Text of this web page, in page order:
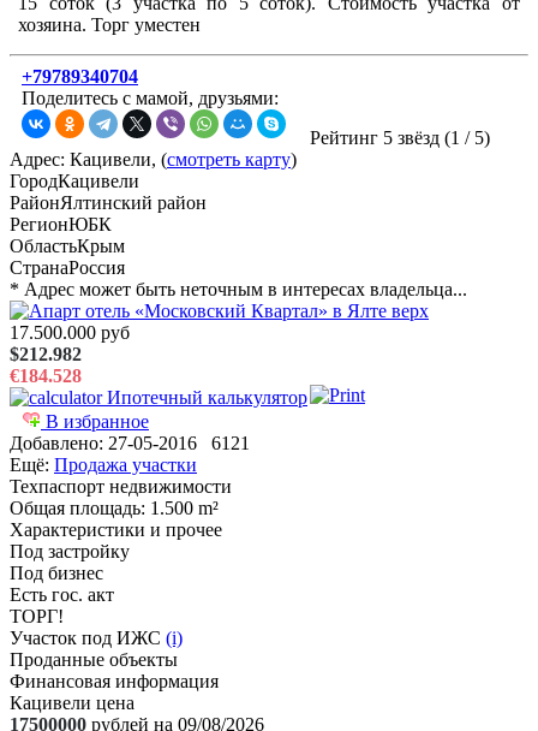
хозяина. Торг уместен
+79789340704
Поделитесь с мамой, друзьями:
Рейтинг 5 звёзд (1 / 5)
Адрес: Кацивели, (смотреть карту)
ГородКацивели
РайонЯлтинский район
РегионЮБК
ОбластьКрым
СтранаРоссия
* Адрес может быть неточным в интересах владельца...
17.500.000 руб
$212.982
€184.528
Ипотечный калькулятор
В избранное
Добавлено: 27-05-2016 6121
Ещё: Продажа участки
Техпаспорт недвижимости
Общая площадь: 1.500 m²
Характеристики и прочее
Под застройку
Под бизнес
Есть гос. акт
ТОРГ!
Участок под ИЖС (i)
Проданные объекты
Финансовая информация
Кацивели цена
17500000 рублей на 09/08/2026